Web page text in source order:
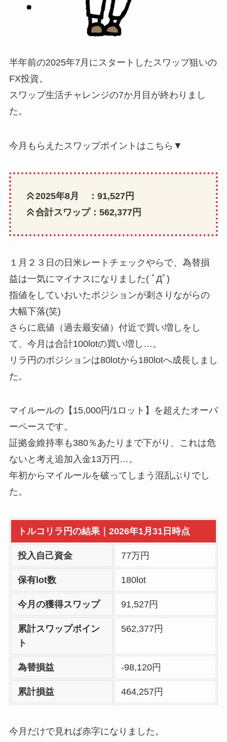
半年前の2025年7月にスタートしたスワップ狙いの
FX投資。
スワップ生活チャレンジの7か月目が終わりまし
た。
今月もらえたスワップポイントはこちら▼
2025年8月 ：91,527円
合計スワップ：562,377円
１月２３日の日米レートチェックやらで、為替損
益は一気にマイナスになりました( ﾟДﾟ)
指値をしていおいたポジションが刺さりながらの
大幅下落(笑)
さらに底値（過去最安値）付近で買い増しをし
て、今月は合計100lotの買い増し…。
リラ円のポジションは80lotから180lotへ成長しまし
た。
マイルールの【15,000円/1ロット】を超えたオーバ
ーペースです。
証拠金維持率も380％あたりまで下がり、これは危
ないと考え追加入金13万円…。
年初からマイルールを破ってしまう混乱ぶりでし
た。
トルコリラ円の結果｜2026年1月31日時点
投入自己資金 77万円
保有lot数 180lot
今月の獲得スワップ 91,527円
累計スワップポイン
ト
562,377円
為替損益 -98,120円
累計損益 464,257円
今月だけで見れば赤字になりました。